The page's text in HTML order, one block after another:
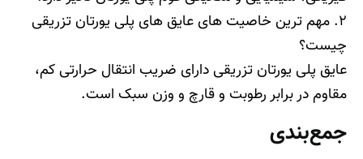
2. مهم ترین خاصیت های عایق های پلی یورتان تزریقی
چیست؟
عایق پلی یورتان تزریقی دارای ضریب انتقال حرارتی کم،
مقاوم در برابر رطوبت و قارچ و وزن سبک است.
جمع‌بندی